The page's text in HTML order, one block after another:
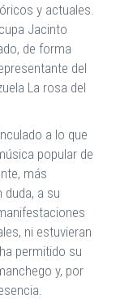
y actuales.
Jacinto
de forma
del
La rosa del
a lo que
popular de
más
duda, a su
ni estuvieran
permitido su
y, por